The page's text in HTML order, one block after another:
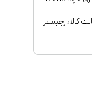
كالا ، رجيستر